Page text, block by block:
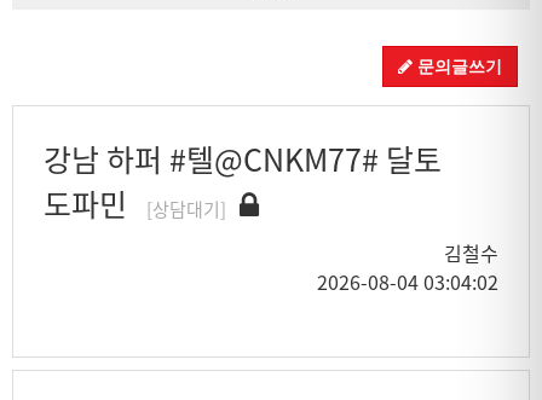
문의글쓰기
강남 하퍼 #텔@CNKM77# 달토
도파민
[상담대기]
김철수
2026-08-04 03:04:02